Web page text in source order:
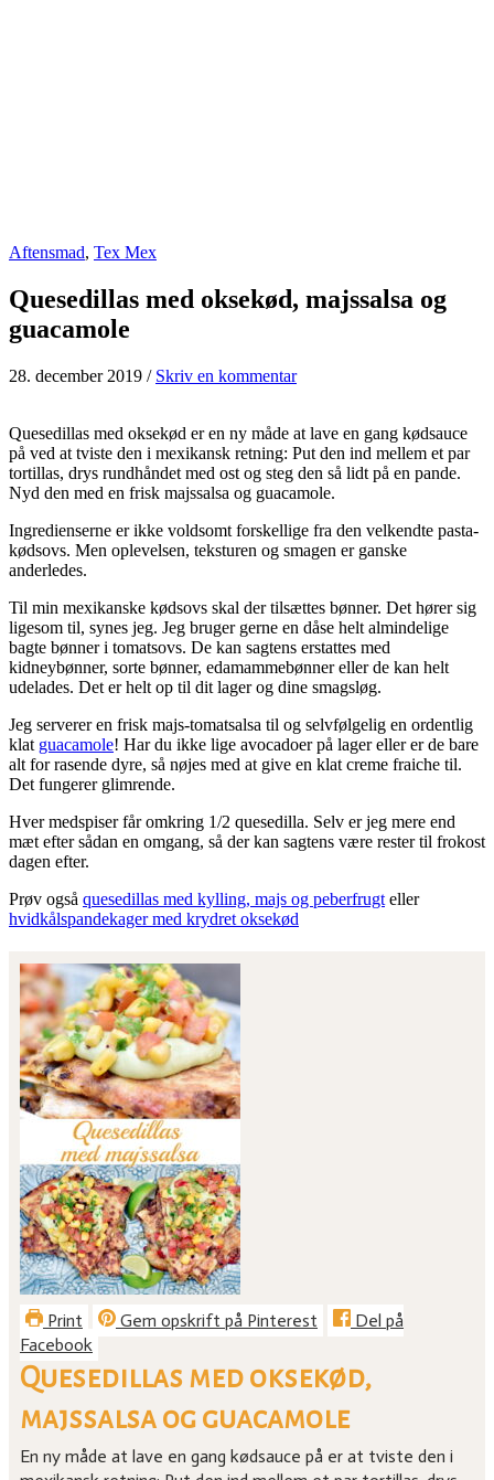
Aftensmad, Tex Mex
Quesedillas med oksekød, majssalsa og
guacamole
28. december 2019 / Skriv en kommentar
Quesedillas med oksekød er en ny måde at lave en gang kødsauce
på ved at tviste den i mexikansk retning: Put den ind mellem et par
tortillas, drys rundhåndet med ost og steg den så lidt på en pande.
Nyd den med en frisk majssalsa og guacamole.
Ingredienserne er ikke voldsomt forskellige fra den velkendte pasta-
kødsovs. Men oplevelsen, teksturen og smagen er ganske
anderledes.
Til min mexikanske kødsovs skal der tilsættes bønner. Det hører sig
ligesom til, synes jeg. Jeg bruger gerne en dåse helt almindelige
bagte bønner i tomatsovs. De kan sagtens erstattes med
kidneybønner, sorte bønner, edamammebønner eller de kan helt
udelades. Det er helt op til dit lager og dine smagsløg.
Jeg serverer en frisk majs-tomatsalsa til og selvfølgelig en ordentlig
klat guacamole! Har du ikke lige avocadoer på lager eller er de bare
alt for rasende dyre, så nøjes med at give en klat creme fraiche til.
Det fungerer glimrende.
Hver medspiser får omkring 1/2 quesedilla. Selv er jeg mere end
mæt efter sådan en omgang, så der kan sagtens være rester til frokost
dagen efter.
Prøv også quesedillas med kylling, majs og peberfrugt eller
hvidkålspandekager med krydret oksekød
Print Gem opskrift på Pinterest
Del på
Facebook
Quesedillas med oksekød,
majssalsa og guacamole
En ny måde at lave en gang kødsauce på er at tviste den i